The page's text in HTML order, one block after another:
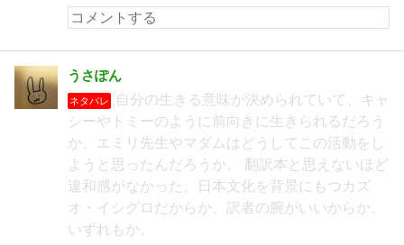
うさぽん
ネタバレ
自分の生きる意味が決められていて、キャ
シーやトミーのように前向きに生きられるだろう
か、エミリ先生やマダムはどうしてこの活動をし
ようと思ったんだろうか。 翻訳本と思えないほど
違和感がなかった。日本文化を背景にもつカズ
オ・イシグロだからか、訳者の腕がいいからか、
いずれもか。